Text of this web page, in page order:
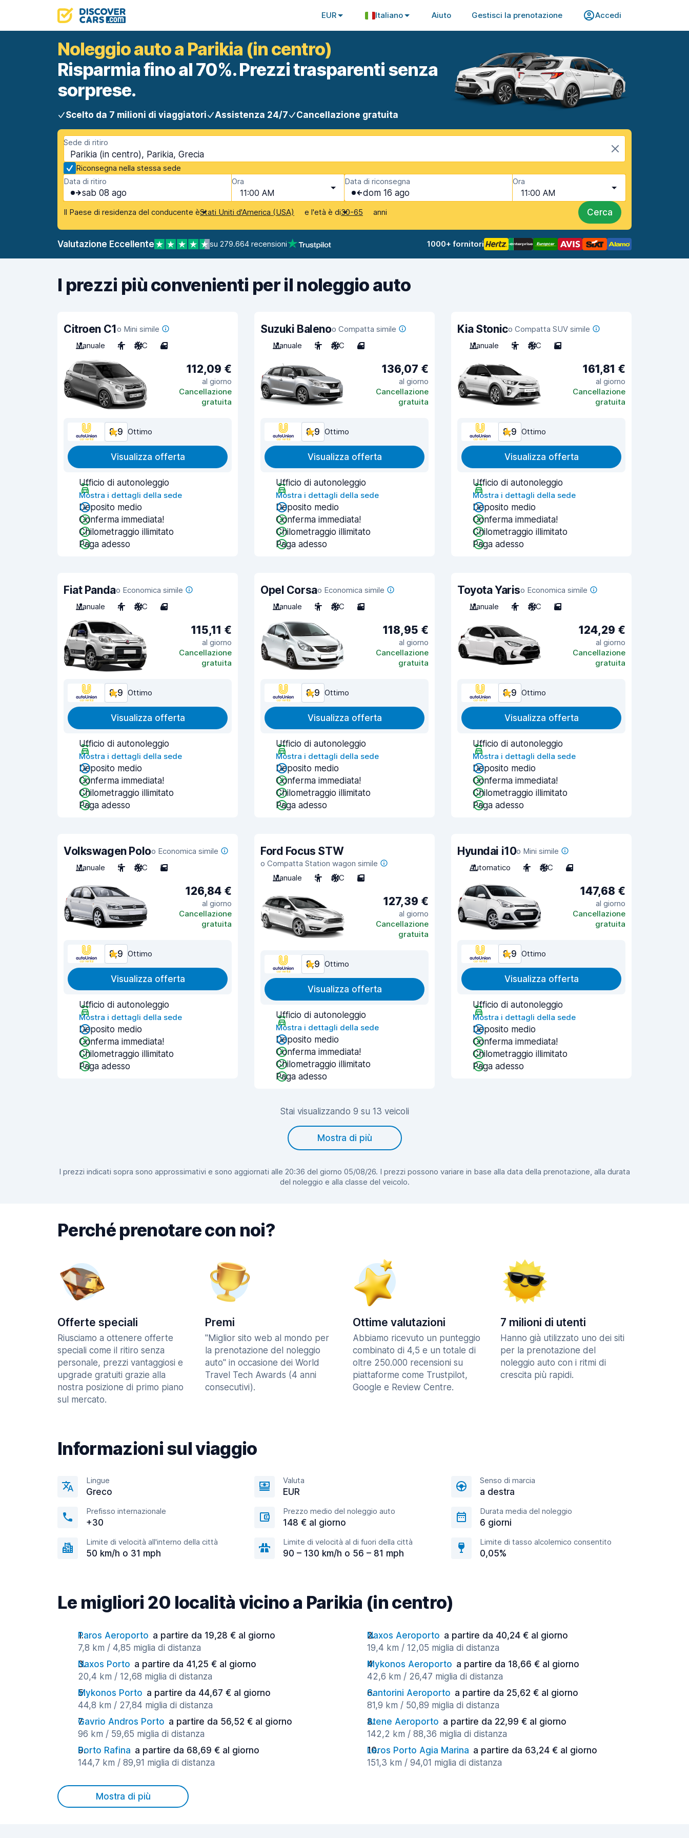
EUR Italiano Aiuto Gestisci la prenotazione Accedi
Noleggio auto a Parikia (in centro)
Risparmia fino al 70%. Prezzi trasparenti senza
sorprese.
Scelto da 7 milioni di viaggiatori Assistenza 24/7 Cancellazione gratuita
Sede di ritiro
Parikia (in centro), Parikia, Grecia
Riconsegna nella stessa sede
Data di ritiro
sab 08 ago
Ora
11:00 AM
Data di riconsegna
dom 16 ago
Ora
11:00 AM
Il Paese di residenza del conducente èStati Uniti d'America (USA) e l'età è di30-65 anni Cerca
Valutazione Eccellente su 279.664 recensioni 1000+ fornitori
I prezzi più convenienti per il noleggio auto
Citroen C1o Mini simile
Manuale
4 A/C 4
112,09 €
al giorno
Cancellazione
gratuita
8,9 Ottimo
Visualizza offerta
Ufficio di autonoleggio
Mostra i dettagli della sede
Deposito medio
Conferma immediata!
Chilometraggio illimitato
Paga adesso
Suzuki Balenoo Compatta simile
Manuale
5 A/C 4
136,07 €
al giorno
Cancellazione
gratuita
8,9 Ottimo
Visualizza offerta
Ufficio di autonoleggio
Mostra i dettagli della sede
Deposito medio
Conferma immediata!
Chilometraggio illimitato
Paga adesso
Kia Stonico Compatta SUV simile
Manuale
5 A/C 5
161,81 €
al giorno
Cancellazione
gratuita
8,9 Ottimo
Visualizza offerta
Ufficio di autonoleggio
Mostra i dettagli della sede
Deposito medio
Conferma immediata!
Chilometraggio illimitato
Paga adesso
Fiat Pandao Economica simile
Manuale
4 A/C 4
115,11 €
al giorno
Cancellazione
gratuita
8,9 Ottimo
Visualizza offerta
Ufficio di autonoleggio
Mostra i dettagli della sede
Deposito medio
Conferma immediata!
Chilometraggio illimitato
Paga adesso
Opel Corsao Economica simile
Manuale
5 A/C 3
118,95 €
al giorno
Cancellazione
gratuita
8,9 Ottimo
Visualizza offerta
Ufficio di autonoleggio
Mostra i dettagli della sede
Deposito medio
Conferma immediata!
Chilometraggio illimitato
Paga adesso
Toyota Yariso Economica simile
Manuale
4 A/C 5
124,29 €
al giorno
Cancellazione
gratuita
8,9 Ottimo
Visualizza offerta
Ufficio di autonoleggio
Mostra i dettagli della sede
Deposito medio
Conferma immediata!
Chilometraggio illimitato
Paga adesso
Volkswagen Poloo Economica simile
Manuale
5 A/C 5
126,84 €
al giorno
Cancellazione
gratuita
8,9 Ottimo
Visualizza offerta
Ufficio di autonoleggio
Mostra i dettagli della sede
Deposito medio
Conferma immediata!
Chilometraggio illimitato
Paga adesso
Ford Focus STW
o Compatta Station wagon simile
Manuale
5 A/C 5
127,39 €
al giorno
Cancellazione
gratuita
8,9 Ottimo
Visualizza offerta
Ufficio di autonoleggio
Mostra i dettagli della sede
Deposito medio
Conferma immediata!
Chilometraggio illimitato
Paga adesso
Hyundai i10o Mini simile
Automatico
4 A/C 4
147,68 €
al giorno
Cancellazione
gratuita
8,9 Ottimo
Visualizza offerta
Ufficio di autonoleggio
Mostra i dettagli della sede
Deposito medio
Conferma immediata!
Chilometraggio illimitato
Paga adesso
Stai visualizzando 9 su 13 veicoli
Mostra di più
I prezzi indicati sopra sono approssimativi e sono aggiornati alle 20:36 del giorno 05/08/26. I prezzi possono variare in base alla data della prenotazione, alla durata
del noleggio e alla classe del veicolo.
Perché prenotare con noi?
Offerte speciali
Riusciamo a ottenere offerte
speciali come il ritiro senza
personale, prezzi vantaggiosi e
upgrade gratuiti grazie alla
nostra posizione di primo piano
sul mercato.
Premi
"Miglior sito web al mondo per
la prenotazione del noleggio
auto" in occasione dei World
Travel Tech Awards (4 anni
consecutivi).
Ottime valutazioni
Abbiamo ricevuto un punteggio
combinato di 4,5 e un totale di
oltre 250.000 recensioni su
piattaforme come Trustpilot,
Google e Review Centre.
7 milioni di utenti
Hanno già utilizzato uno dei siti
per la prenotazione del
noleggio auto con i ritmi di
crescita più rapidi.
Informazioni sul viaggio
Lingue
Greco
Valuta
EUR
Senso di marcia
a destra
Prefisso internazionale
+30
Prezzo medio del noleggio auto
148 € al giorno
Durata media del noleggio
6 giorni
Limite di velocità all'interno della città
50 km/h o 31 mph
Limite di velocità al di fuori della città
90 – 130 km/h o 56 – 81 mph
Limite di tasso alcolemico consentito
0,05%
Le migliori 20 località vicino a Parikia (in centro)
Paros Aeroporto a partire da 19,28 € al giorno
7,8 km / 4,85 miglia di distanza
Naxos Aeroporto a partire da 40,24 € al giorno
19,4 km / 12,05 miglia di distanza
Naxos Porto a partire da 41,25 € al giorno
20,4 km / 12,68 miglia di distanza
Mykonos Aeroporto a partire da 18,66 € al giorno
42,6 km / 26,47 miglia di distanza
Mykonos Porto a partire da 44,67 € al giorno
44,8 km / 27,84 miglia di distanza
Santorini Aeroporto a partire da 25,62 € al giorno
81,9 km / 50,89 miglia di distanza
Gavrio Andros Porto a partire da 56,52 € al giorno
96 km / 59,65 miglia di distanza
Atene Aeroporto a partire da 22,99 € al giorno
142,2 km / 88,36 miglia di distanza
Porto Rafina a partire da 68,69 € al giorno
144,7 km / 89,91 miglia di distanza
Leros Porto Agia Marina a partire da 63,24 € al giorno
151,3 km / 94,01 miglia di distanza
Mostra di più